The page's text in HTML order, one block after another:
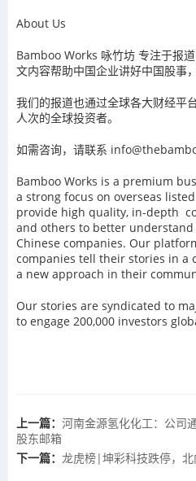
About Us
Bamboo Works 咏竹坊 专注于报
文内容帮助中国企业讲好中国股事
我们的报道也通过全球各大财经平
人次的全球投资者。
如需咨询，请联系
Bamboo Works is a premium
a strong focus on overseas
provide high quality, in-depth
and others to better
Chinese companies. Our
companies tell their stories in a
a new approach in their
Our stories are syndicated to
to engage 200,000 investors
上一篇： 河南金源氢化化工：公司
股东邮箱
下一篇： 龙虎榜|坤彩科技跌停，